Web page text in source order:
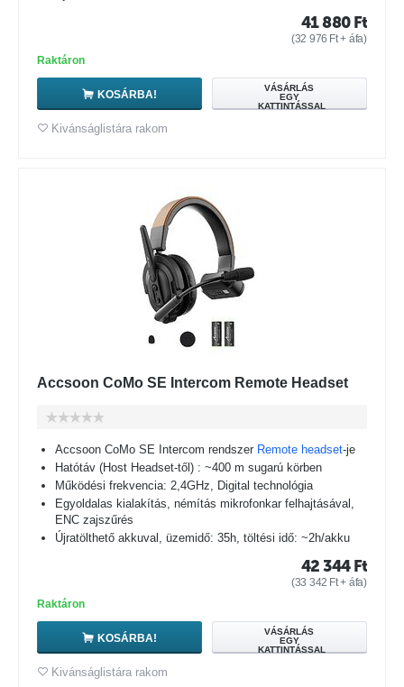
41 880 Ft
(32 976 Ft+ áfa)
Raktáron
KOSÁRBA!
VÁSÁRLÁS
EGY
KATTINTÁSSAL
Kivánságlistára rakom
Accsoon CoMo SE Intercom Remote Headset
Accsoon CoMo SE Intercom rendszer Remote headset-je
Hatótáv (Host Headset-től) : ~400 m sugarú körben
Működési frekvencia: 2,4GHz, Digital technológia
Egyoldalas kialakítás, némítás mikrofonkar felhajtásával,
ENC zajszűrés
Újratölthető akkuval, üzemidő: 35h, töltési idő: ~2h/akku
42 344 Ft
(33 342 Ft+ áfa)
Raktáron
KOSÁRBA!
VÁSÁRLÁS
EGY
KATTINTÁSSAL
Kivánságlistára rakom